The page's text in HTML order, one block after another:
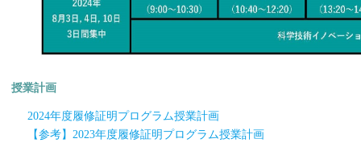
授業計画
2024年度履修証明プログラム授業計画
【参考】2023年度履修証明プログラム授業計画